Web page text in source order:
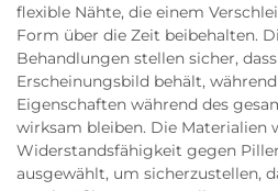
flexible Nähte, die einem
Form über die Zeit beibehalten.
Behandlungen stellen sicher,
Erscheinungsbild behält,
Eigenschaften während des
wirksam bleiben. Die Materialien
Widerstandsfähigkeit gegen
ausgewählt, um sicherzustellen,